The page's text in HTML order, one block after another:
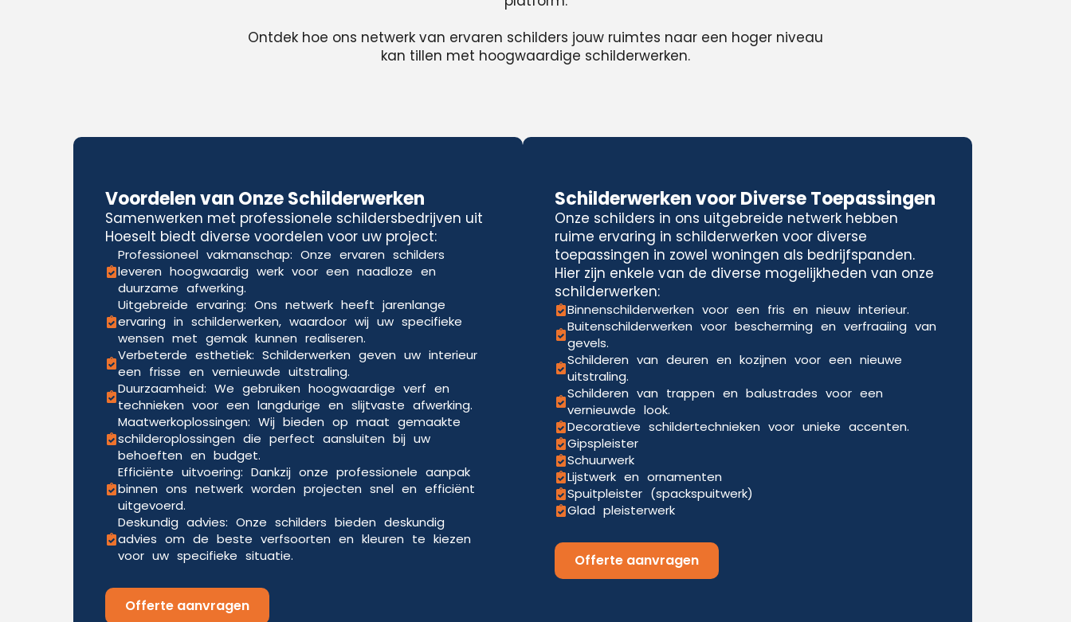
Ontdek hoe ons netwerk van ervaren schilders jouw ruimtes naar een hoger niveau
kan tillen met hoogwaardige schilderwerken.
Voordelen van Onze Schilderwerken
Samenwerken met professionele schildersbedrijven uit
Hoeselt biedt diverse voordelen voor uw project:
Professioneel vakmanschap: Onze ervaren schilders
leveren hoogwaardig werk voor een naadloze en
duurzame afwerking.
Uitgebreide ervaring: Ons netwerk heeft jarenlange
ervaring in schilderwerken, waardoor wij uw specifieke
wensen met gemak kunnen realiseren.
Verbeterde esthetiek: Schilderwerken geven uw interieur
een frisse en vernieuwde uitstraling.
Duurzaamheid: We gebruiken hoogwaardige verf en
technieken voor een langdurige en slijtvaste afwerking.
Maatwerkoplossingen: Wij bieden op maat gemaakte
schilderoplossingen die perfect aansluiten bij uw
behoeften en budget.
Efficiënte uitvoering: Dankzij onze professionele aanpak
binnen ons netwerk worden projecten snel en efficiënt
uitgevoerd.
Deskundig advies: Onze schilders bieden deskundig
advies om de beste verfsoorten en kleuren te kiezen
voor uw specifieke situatie.
Offerte aanvragen
Schilderwerken voor Diverse Toepassingen
Onze schilders in ons uitgebreide netwerk hebben
ruime ervaring in schilderwerken voor diverse
toepassingen in zowel woningen als bedrijfspanden.
Hier zijn enkele van de diverse mogelijkheden van onze
schilderwerken:
Binnenschilderwerken voor een fris en nieuw interieur.
Buitenschilderwerken voor bescherming en verfraaiing van
gevels.
Schilderen van deuren en kozijnen voor een nieuwe
uitstraling.
Schilderen van trappen en balustrades voor een
vernieuwde look.
Decoratieve schildertechnieken voor unieke accenten.
Gipspleister
Schuurwerk
Lijstwerk en ornamenten
Spuitpleister (spackspuitwerk)
Glad pleisterwerk
Offerte aanvragen